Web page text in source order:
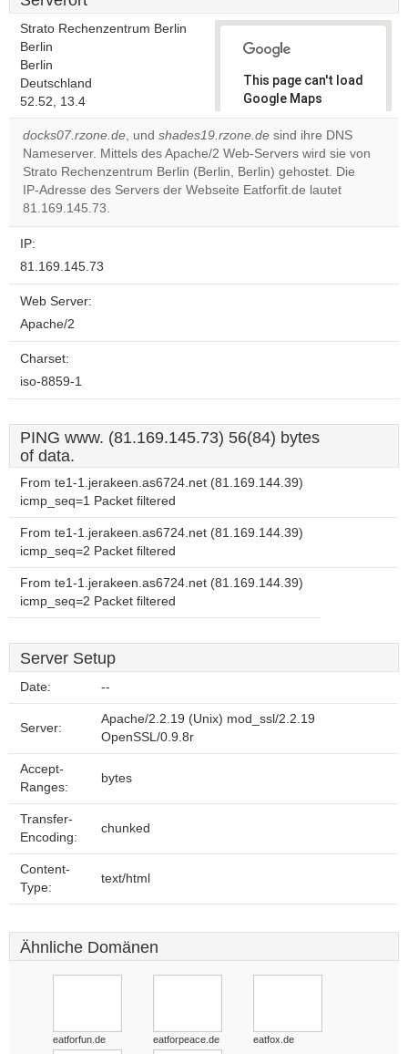
Strato Rechenzentrum Berlin
Berlin
Berlin
Deutschland
52.52, 13.4
This page can't load
Google Maps
correctly.
Do you
own this
website?
OK
docks07.rzone.de, und shades19.rzone.de sind ihre DNS
Nameserver. Mittels des Apache/2 Web-Servers wird sie von
Strato Rechenzentrum Berlin (Berlin, Berlin) gehostet. Die
IP-Adresse des Servers der Webseite Eatforfit.de lautet
81.169.145.73.
IP:
81.169.145.73
Web Server:
Apache/2
Charset:
iso-8859-1
PING www. (81.169.145.73) 56(84) bytes
of data.
From te1-1.jerakeen.as6724.net (81.169.144.39)
icmp_seq=1 Packet filtered
From te1-1.jerakeen.as6724.net (81.169.144.39)
icmp_seq=2 Packet filtered
From te1-1.jerakeen.as6724.net (81.169.144.39)
icmp_seq=2 Packet filtered
Server Setup
Date: --
Server:
Apache/2.2.19 (Unix) mod_ssl/2.2.19
OpenSSL/0.9.8r
Accept-
Ranges:
bytes
Transfer-
Encoding:
chunked
Content-
Type:
text/html
Ähnliche Domänen
eatforfun.de eatforpeace.de eatfox.de